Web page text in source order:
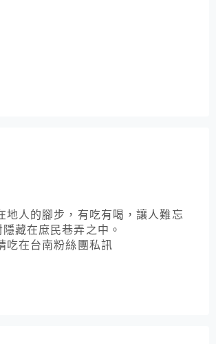
地人的腳步，有吃有喝，讓人難忘
藏在庶民巷弄之中。
吃在台南粉絲團私訊